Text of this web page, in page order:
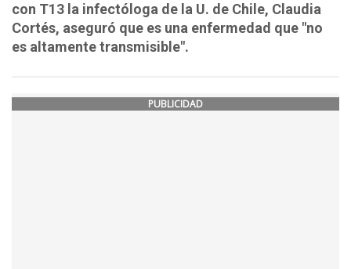
con T13 la infectóloga de la U. de Chile, Claudia
Cortés, aseguró que es una enfermedad que "no
es altamente transmisible".
PUBLICIDAD